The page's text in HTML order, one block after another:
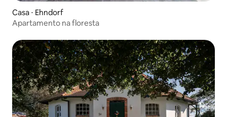
Casa ⋅ Ehndorf
Apartamento na floresta